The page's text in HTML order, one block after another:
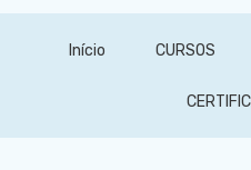
Início CURSOS